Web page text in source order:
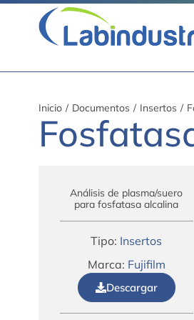
Inicio / Documentos / Insertos /
Análisis de plasma/suero
para fosfatasa alcalina
Tipo: Insertos
Marca: Fujifilm
Descargar